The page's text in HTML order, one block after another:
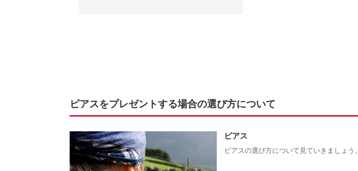
ピアスをプレゼントする場合の選び方について
ピアス
ピアスの選び方について見ていきましょう。